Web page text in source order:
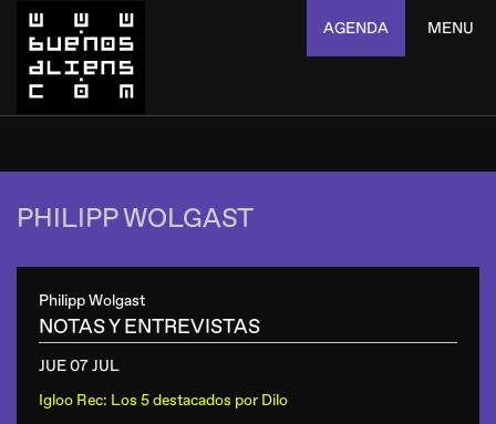
AGENDA MENU
PHILIPP WOLGAST
Philipp Wolgast
NOTAS Y ENTREVISTAS
JUE 07 JUL
Igloo Rec: Los 5 destacados por Dilo